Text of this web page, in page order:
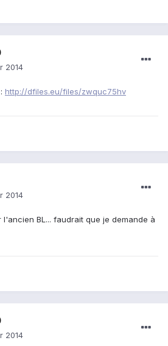
2014
http://dfiles.eu/files/zwquc75hv
2014
BL... faudrait que je demande à
2014